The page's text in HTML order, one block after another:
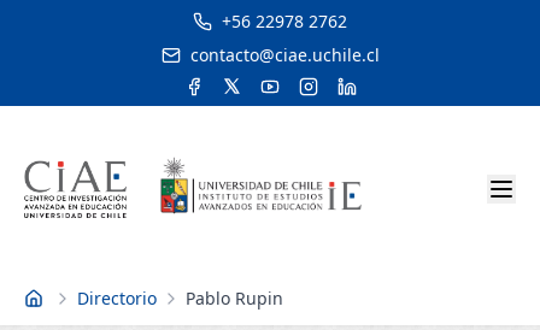
+56 22978 2762
contacto@ciae.uchile.cl
Inicio Directorio Pablo Rupin